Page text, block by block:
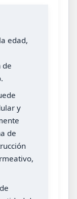
edad,
de
y
de